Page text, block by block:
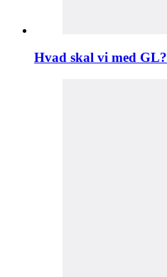
Hvad skal vi med GL?